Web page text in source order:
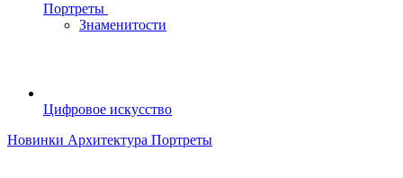
Портреты
Знаменитости
Цифровое искусство
Новинки Архитектура Портреты